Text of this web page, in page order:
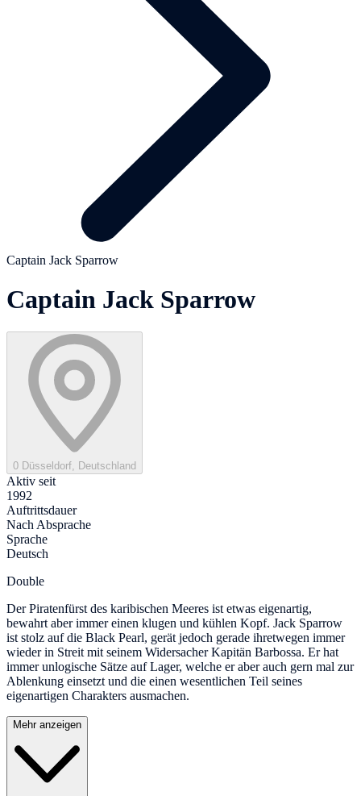
Captain Jack Sparrow
Captain Jack Sparrow
0 Düsseldorf, Deutschland
Aktiv seit
1992
Auftrittsdauer
Nach Absprache
Sprache
Deutsch
Double
Der Piratenfürst des karibischen Meeres ist etwas eigenartig,
bewahrt aber immer einen klugen und kühlen Kopf. Jack Sparrow
ist stolz auf die Black Pearl, gerät jedoch gerade ihretwegen immer
wieder in Streit mit seinem Widersacher Kapitän Barbossa. Er hat
immer unlogische Sätze auf Lager, welche er aber auch gern mal zur
Ablenkung einsetzt und die einen wesentlichen Teil seines
eigenartigen Charakters ausmachen.
Mehr anzeigen